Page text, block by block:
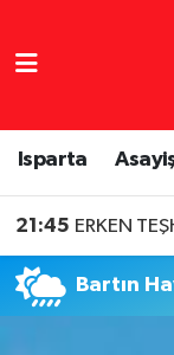
Isparta
21:45 ERKEN
Bartın
Isparta
Isparta